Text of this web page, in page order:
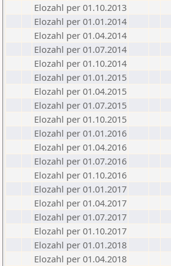
Elozahl per 01.10.2013
Elozahl per 01.01.2014
Elozahl per 01.04.2014
Elozahl per 01.07.2014
Elozahl per 01.10.2014
Elozahl per 01.01.2015
Elozahl per 01.04.2015
Elozahl per 01.07.2015
Elozahl per 01.10.2015
Elozahl per 01.01.2016
Elozahl per 01.04.2016
Elozahl per 01.07.2016
Elozahl per 01.10.2016
Elozahl per 01.01.2017
Elozahl per 01.04.2017
Elozahl per 01.07.2017
Elozahl per 01.10.2017
Elozahl per 01.01.2018
Elozahl per 01.04.2018